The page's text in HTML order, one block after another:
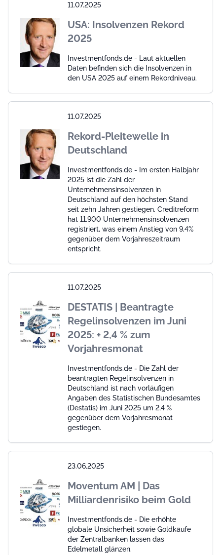
11.07.2025
USA: Insolvenzen Rekord
2025
Investmentfonds.de - Laut aktuellen
Daten befinden sich die Insolvenzen in
den USA 2025 auf einem Rekordniveau.
11.07.2025
Rekord-Pleitewelle in
Deutschland
Investmentfonds.de - Im ersten Halbjahr
2025 ist die Zahl der
Unternehmensinsolvenzen in
Deutschland auf den höchsten Stand
seit zehn Jahren gestiegen. Creditreform
hat 11.900 Unternehmensinsolvenzen
registriert, was einem Anstieg von 9,4%
gegenüber dem Vorjahreszeitraum
entspricht.
11.07.2025
DESTATIS | Beantragte
Regelinsolvenzen im Juni
2025: + 2,4 % zum
Vorjahresmonat
Investmentfonds.de - Die Zahl der
beantragten Regelinsolvenzen in
Deutschland ist nach vorläufigen
Angaben des Statistischen Bundesamtes
(Destatis) im Juni 2025 um 2,4 %
gegenüber dem Vorjahresmonat
gestiegen.
23.06.2025
Moventum AM | Das
Milliardenrisiko beim Gold
Investmentfonds.de - Die erhöhte
globale Unsicherheit sowie Goldkäufe
der Zentralbanken lassen das
Edelmetall glänzen.